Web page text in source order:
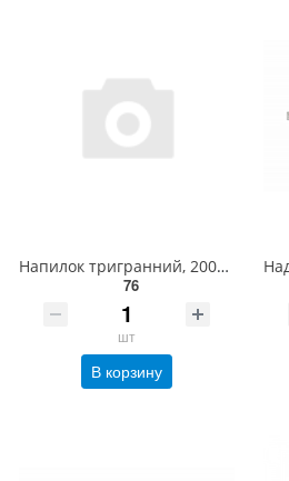
Напилок тригранний, 200мм TSF0200 СТАНДАРТ
76
шт
В корзину